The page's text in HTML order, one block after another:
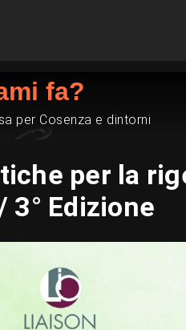
fa?
per Cosenza e dintorni
per la
3° Edizione